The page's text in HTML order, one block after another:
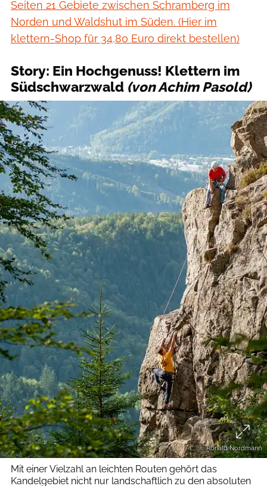
Seiten 21 Gebiete zwischen Schramberg im
Norden und Waldshut im Süden. (Hier im
klettern-Shop für 34,80 Euro direkt bestellen)
Story: Ein Hochgenuss! Klettern im
Südschwarzwald (von Achim Pasold)
Ronald Nordmann
Mit einer Vielzahl an leichten Routen gehört das
Kandelgebiet nicht nur landschaftlich zu den absoluten